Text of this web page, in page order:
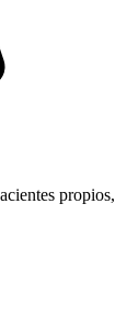
propios,